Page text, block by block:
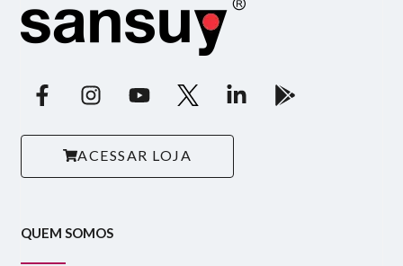
ACESSAR LOJA
QUEM SOMOS